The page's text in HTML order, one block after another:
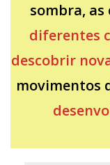
sombra, as
diferentes
descobrir
movimentos